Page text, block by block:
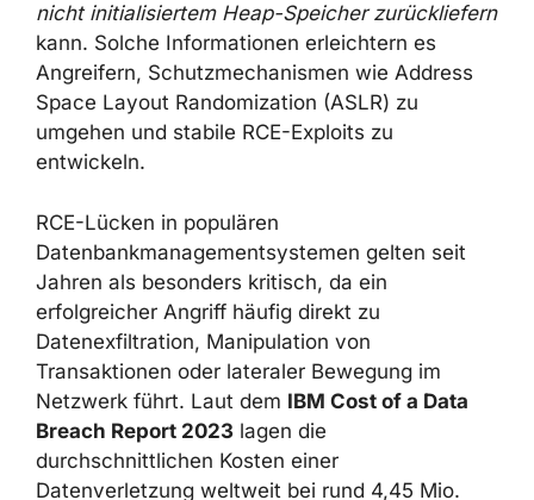
Im Fall von CVE-2025-14847 führt genau
dieses Kompressions-Feature dazu, dass der
Server unter Ausnutzung der Schwachstelle
Teile aus nicht initialisiertem Heap-Speicher
zurückliefernkann. Solche Informationen
erleichtern es Angreifern,
Layout Randomization (ASLR) zu umgehen
und stabile RCE-Exploits zu entwickeln.
RCE-Lücken in populären
Datenbankmanagementsystemen gelten seit
Jahren als besonders kritisch, da ein
erfolgreicher Angriff häufig direkt zu
Datenexfiltration, Manipulation von
Transaktionen oder lateraler Bewegung im
Netzwerk führt. Laut dem IBM Cost of a Data